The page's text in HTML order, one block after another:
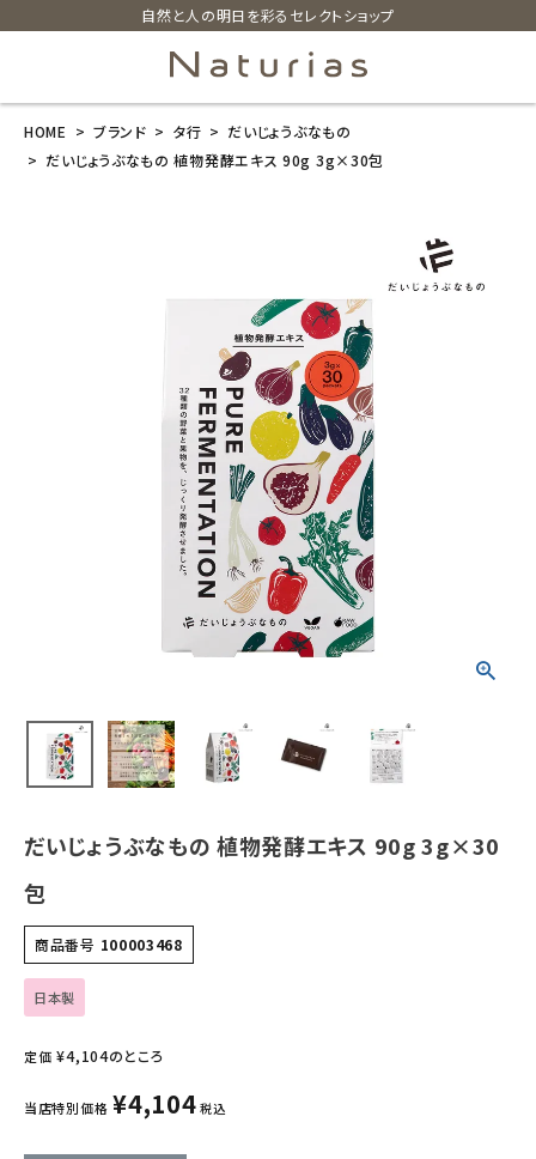
自然と人の明日を彩るセレクトショップ
search
美容・コスメ・香水
フェムケア
インナー・下着・ナイトウェア
キッズ・ベビー・マタニティ
キッチン用品
HOME ブランド タ行
だいじょうぶなもの
だいじょうぶなもの 植物発酵エキス 90g 3g×30包
だいじょうぶなもの 植物発酵エキス 90g 3g×30
包
商品番号 100003468
日本製
定価 ¥4,104のところ
当店特別価格 ¥4,104 税込